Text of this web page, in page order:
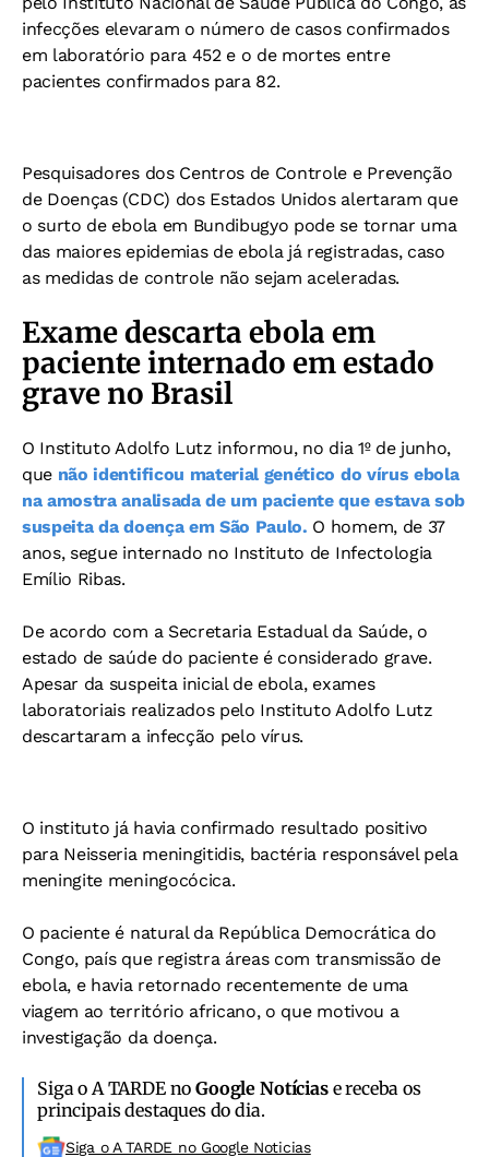
infecções elevaram o número de casos confirmados
em laboratório para 452 e o de mortes entre
pacientes confirmados para 82.
Pesquisadores dos Centros de Controle e Prevenção
de Doenças (CDC) dos Estados Unidos alertaram que
o surto de ebola em Bundibugyo pode se tornar uma
das maiores epidemias de ebola já registradas, caso
as medidas de controle não sejam aceleradas.
Exame descarta ebola em
paciente internado em estado
grave no Brasil
O Instituto Adolfo Lutz informou, no dia 1º de junho,
que não identificou material genético do vírus ebola
na amostra analisada de um paciente que estava sob
suspeita da doença em São Paulo. O homem, de 37
anos, segue internado no Instituto de Infectologia
Emílio Ribas.
De acordo com a Secretaria Estadual da Saúde, o
estado de saúde do paciente é considerado grave.
Apesar da suspeita inicial de ebola, exames
laboratoriais realizados pelo Instituto Adolfo Lutz
descartaram a infecção pelo vírus.
O instituto já havia confirmado resultado positivo
para Neisseria meningitidis, bactéria responsável pela
meningite meningocócica.
O paciente é natural da República Democrática do
Congo, país que registra áreas com transmissão de
ebola, e havia retornado recentemente de uma
viagem ao território africano, o que motivou a
investigação da doença.
Siga o A TARDE noGoogle Notíciase receba os
principais destaques do dia.
Siga o A TARDE no Google Noticias